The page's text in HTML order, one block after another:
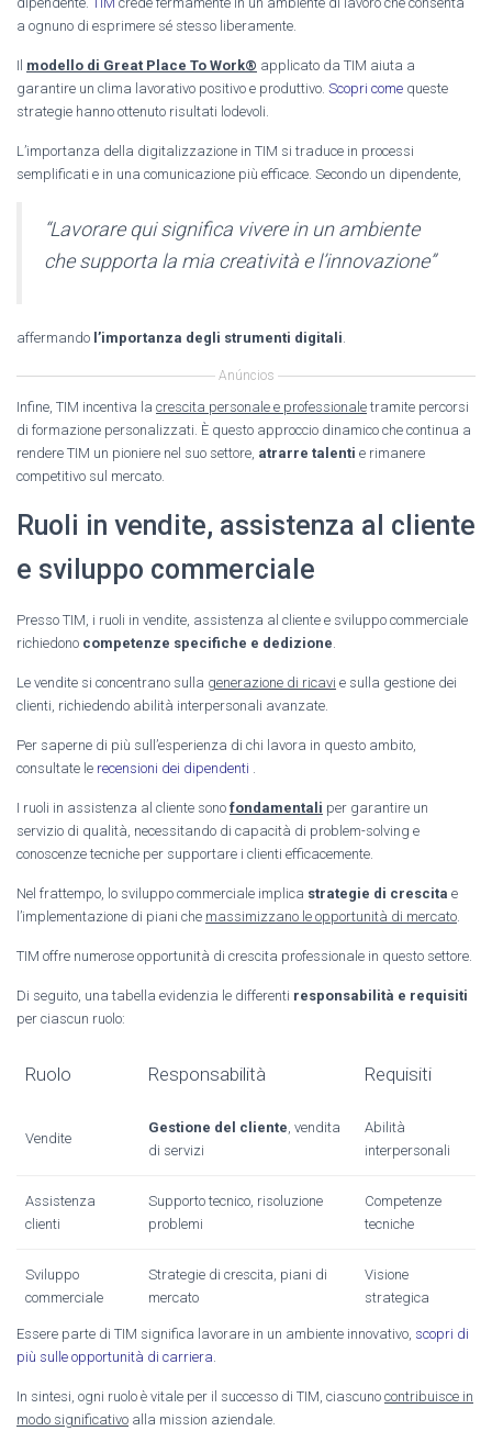
a ognuno di esprimere sé stesso liberamente.
Il modello di Great Place To Work® applicato da TIM aiuta a
garantire un clima lavorativo positivo e produttivo. Scopri come queste
strategie hanno ottenuto risultati lodevoli.
L’importanza della digitalizzazione in TIM si traduce in processi
semplificati e in una comunicazione più efficace. Secondo un dipendente,
“Lavorare qui significa vivere in un ambiente
che supporta la mia creatività e l’innovazione”
affermando l’importanza degli strumenti digitali
Anúncios
Infine, TIM incentiva la crescita personale e professionale tramite percorsi
di formazione personalizzati. È questo approccio dinamico che continua a
rendere TIM un pioniere nel suo settore, atrarre talenti e rimanere
competitivo sul mercato.
Ruoli in vendite, assistenza al cliente
e sviluppo commerciale
Presso TIM, i ruoli in vendite, assistenza al cliente e sviluppo commerciale
richiedono competenze specifiche e dedizione
Le vendite si concentrano sulla generazione di ricavi e sulla gestione dei
clienti, richiedendo abilità interpersonali avanzate.
Per saperne di più sull’esperienza di chi lavora in questo ambito,
consultate le recensioni dei dipendenti
I ruoli in assistenza al cliente sono fondamentali per garantire un
servizio di qualità, necessitando di capacità di problem-solving e
conoscenze tecniche per supportare i clienti efficacemente.
Nel frattempo, lo sviluppo commerciale implica strategie di crescita e
l’implementazione di piani che massimizzano le opportunità di mercato
TIM offre numerose opportunità di crescita professionale in questo settore.
Di seguito, una tabella evidenzia le differenti responsabilità e requisiti
per ciascun ruolo:
Ruolo Responsabilità Requisiti
Vendite
Gestione del cliente , vendita
di servizi
Abilità
interpersonali
Assistenza
clienti
Supporto tecnico, risoluzione
problemi
Competenze
tecniche
Sviluppo
commerciale
Strategie di crescita, piani di
mercato
Visione
strategica
Essere parte di TIM significa lavorare in un ambiente innovativo, scopri di
più sulle opportunità di carriera
In sintesi, ogni ruolo è vitale per il successo di TIM, ciascuno contribuisce in
modo significativo alla mission aziendale.